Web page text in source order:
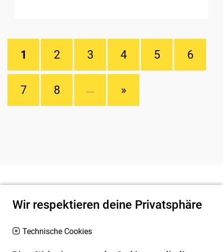
1 2 3 4 5 6
7 8 .... »
Wir respektieren deine Privatsphäre
Technische Cookies